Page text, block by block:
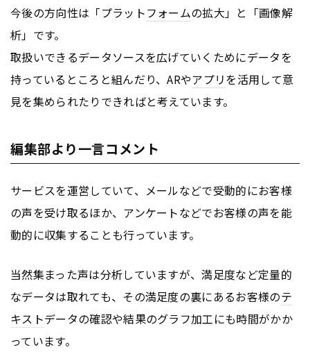
今後の方向性は「プラットフォームの拡大」と「画像解
析」です。
取扱いできるデータソースを広げていくためにデータを
持っているところと組んだり、ARやアプリを活用して意
見を集められたりできればと考えています。
編集部より一言コメント
サービスを運営していて、メールなどで受動的にお客様
の声を受け取るほか、アンケートなどでお客様の声を能
動的に収集することも行っています。
当然集まった声は分析していますが、満足度など定量的
なデータは取れても、その満足度の裏にあるお客様のテ
キストデータの確認や結果のグラフ加工にも時間がかか
っています。